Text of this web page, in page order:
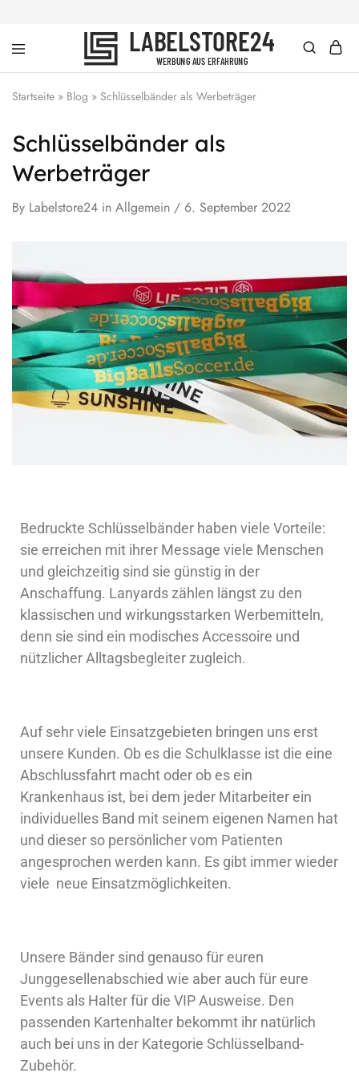
labelstore24
dein
Schlüsselband
Wunschtext
ab
Stück
Werbung
Erfahrung
Startseite » Blog » Schlüsselbänder als Werbeträger
Schlüsselbänder als
Werbeträger
By Labelstore24 in Allgemein 6. September 2022
Bedruckte Schlüsselbänder haben viele Vorteile:
sie erreichen mit ihrer Message viele Menschen
und gleichzeitig sind sie günstig in der
Anschaffung. Lanyards zählen längst zu den
klassischen und wirkungsstarken Werbemitteln,
denn sie sind ein modisches Accessoire und
nützlicher Alltagsbegleiter zugleich.
Auf sehr viele Einsatzgebieten bringen uns erst
unsere Kunden. Ob es die Schulklasse ist die eine
Abschlussfahrt macht oder ob es ein
Krankenhaus ist, bei dem jeder Mitarbeiter ein
individuelles Band mit seinem eigenen Namen hat
und dieser so persönlicher vom Patienten
angesprochen werden kann. Es gibt immer wieder
viele neue Einsatzmöglichkeiten.
Unsere Bänder sind genauso für euren
Junggesellenabschied wie aber auch für eure
Events als Halter für die VIP Ausweise. Den
passenden Kartenhalter bekommt ihr natürlich
auch bei uns in der Kategorie Schlüsselband-
Zubehör.